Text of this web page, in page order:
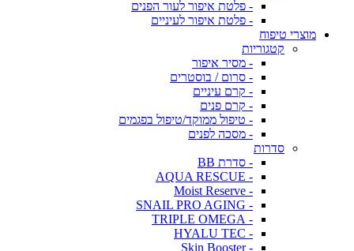
- פלטת איפור לעור הפנים
- פלטת איפור לעיניים
מוצרי טיפוח
קטגוריות
- מסיר איפור
- סרום / בוסטרים
- קרם עיניים
- קרם פנים
- טיפול ממוקד/טיפול בפגמים
- מסכה לפנים
סדרות
- סדרת BB
- AQUA RESCUE
- Moist Reserve
- SNAIL PRO AGING
- TRIPLE OMEGA
- HYALU TEC
- Skin Booster